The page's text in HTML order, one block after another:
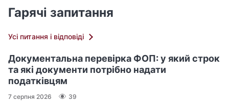
Гарячі запитання
Усі питання і відповіді
Документальна перевірка ФОП: у який строк
та які документи потрібно надати
податківцям
7 серпня 2026 39